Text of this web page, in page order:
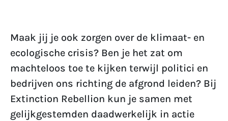
Maak jij je ook zorgen over de klimaat- en
ecologische crisis? Ben je het zat om
machteloos toe te kijken terwijl politici en
bedrijven ons richting de afgrond leiden? Bij
Extinction Rebellion kun je samen met
gelijkgestemden daadwerkelijk in actie